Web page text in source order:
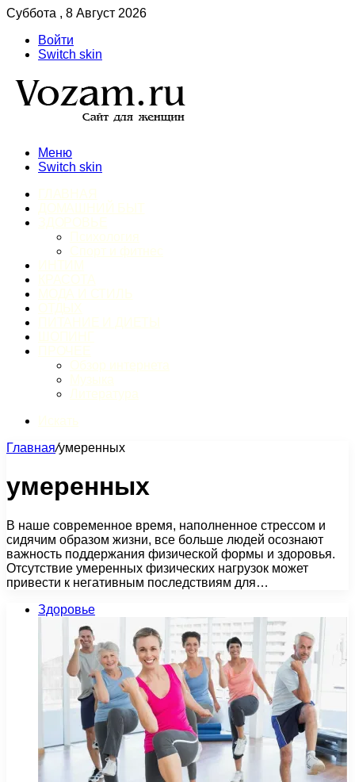
Суббота , 8 Август 2026
Войти
Switch skin
Меню
Switch skin
Главная/умеренных
умеренных
В наше современное время, наполненное стрессом и
сидячим образом жизни, все больше людей осознают
важность поддержания физической формы и здоровья.
Отсутствие умеренных физических нагрузок может
привести к негативным последствиям для…
Здоровье